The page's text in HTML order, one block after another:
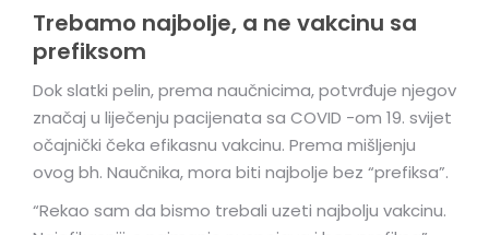
Trebamo najbolje, a ne vakcinu sa
prefiksom
Dok slatki pelin, prema naučnicima, potvrđuje njegov
značaj u liječenju pacijenata sa COVID -om 19. svijet
očajnički čeka efikasnu vakcinu. Prema mišljenju
ovog bh. Naučnika, mora biti najbolje bez “prefiksa”.
“Rekao sam da bismo trebali uzeti najbolju vakcinu.